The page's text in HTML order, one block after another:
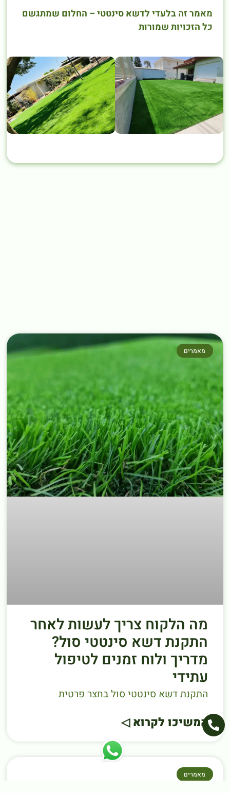
מאמר זה בלעדי לדשא סינטטי – החלום שמתגשם
כל הזכויות שמורות
מאמרים
מה הלקוח צריך לעשות לאחר
התקנת דשא סינטטי סול?
מדריך ולוח זמנים לטיפול
עתידי
התקנת דשא סינטטי סול בחצר פרטית
המשיכו לקרוא ◁
מאמרים